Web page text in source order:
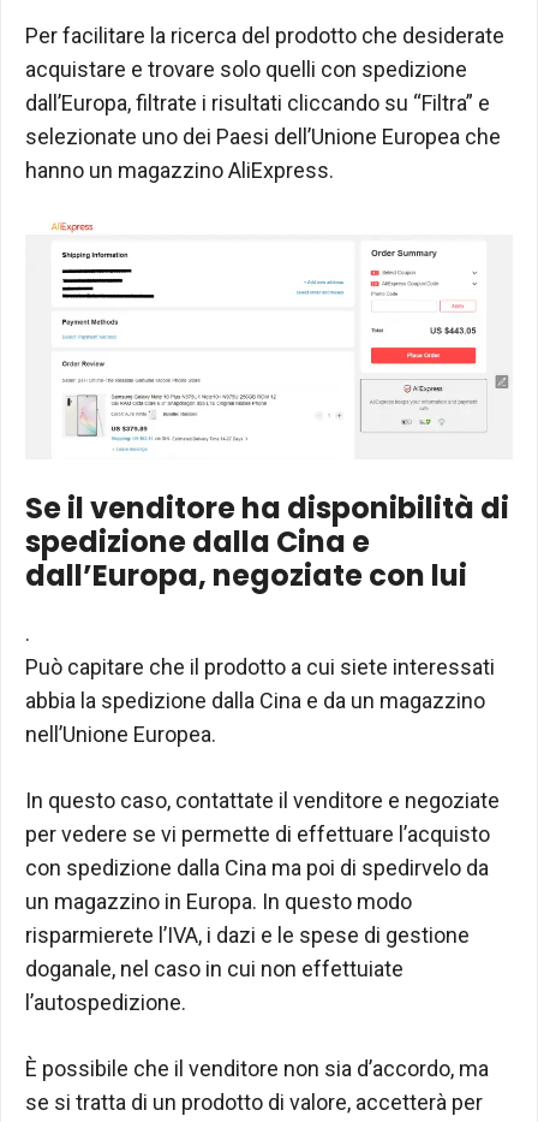
Per facilitare la ricerca del prodotto che desiderate
acquistare e trovare solo quelli con spedizione
dall’Europa, filtrate i risultati cliccando su “Filtra” e
selezionate uno dei Paesi dell’Unione Europea che
hanno un magazzino AliExpress.
Se il venditore ha disponibilità di
spedizione dalla Cina e
dall’Europa, negoziate con lui
.
Può capitare che il prodotto a cui siete interessati
abbia la spedizione dalla Cina e da un magazzino
nell’Unione Europea.
In questo caso, contattate il venditore e negoziate
per vedere se vi permette di effettuare l’acquisto
con spedizione dalla Cina ma poi di spedirvelo da
un magazzino in Europa. In questo modo
risparmierete l’IVA, i dazi e le spese di gestione
doganale, nel caso in cui non effettuiate
l’autospedizione.
È possibile che il venditore non sia d’accordo, ma
se si tratta di un prodotto di valore, accetterà per